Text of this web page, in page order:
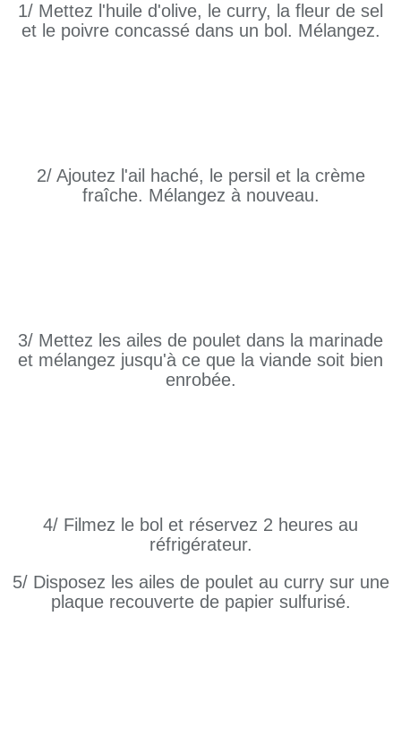
1/ Mettez l'huile d'olive, le curry, la fleur de sel
et le poivre concassé dans un bol. Mélangez.
2/ Ajoutez l'ail haché, le persil et la crème
fraîche. Mélangez à nouveau.
3/ Mettez les ailes de poulet dans la marinade
et mélangez jusqu'à ce que la viande soit bien
enrobée.
4/ Filmez le bol et réservez 2 heures au
réfrigérateur.
5/ Disposez les ailes de poulet au curry sur une
plaque recouverte de papier sulfurisé.